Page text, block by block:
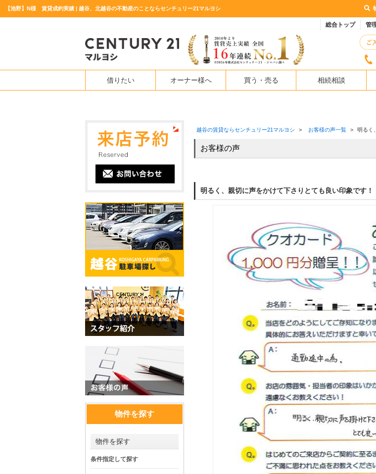
【池野】N様 賃貸成約実績 | 越谷、北越谷の不動産のことならセンチュリー21マルヨシ
総合トップ 管
借りたい オーナー様へ 買う・売る 相続相談
越谷の賃貸ならセンチュリー21マルヨシ > お客様の声一覧 > 明るく
お客様の声
明るく、親切に声をかけて下さりとても良い印象です！
物件を探す
物件を探す
条件指定して探す